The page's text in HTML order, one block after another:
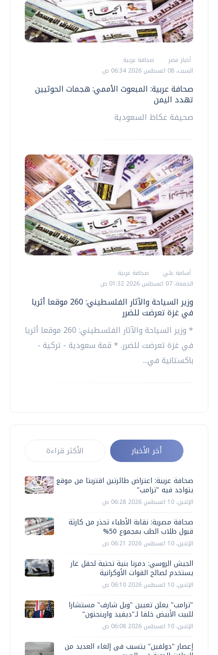
أخبار مصر
صحافة عربية
السبت، 08 اغسطس 2026 06:34 ص
صحافة عربية: المبعوث الأممي: هجمات الحوثيين
تهدد اليمن
صحيفة عكاظ السعودية
أسامة علي
صحافة عربية
الجمعة، 07 اغسطس 2026 01:32 ص
وزير السياحة والآثار الفلسطيني: 260 موقعا أثريا
في غزة تعرضت للضرر
* وزير السياحة والآثار الفلسطيني: 260 موقعا أثريا
في غزة تعرضت للضرر. * قمة سعودية - تركية -
باكستانية في...
أخر الأخبار الأكثر قراءة
صحافة عربية: اعتراض طائرتين اقتربتا من موقع
يتواجد فيه "ترامب"
الإثنين، 10 اغسطس 2026 06:28 ص
صحافة مصرية: نقابة الأطباء تحذر من كارثة
قبول طلاب الطب بمجموع 50%
الإثنين، 10 اغسطس 2026 06:21 ص
الجيش الروسي: دمرنا بنية تحتية لحقل غاز
يستخدم لصالح القوات الأوكرانية
الإثنين، 10 اغسطس 2026 06:10 ص
"ترامب" يعلن تعيين "ويل شارف" مستشارا
للبيت الأبيض خلفا لـ"ديفيد وارينجتون"
الإثنين، 10 اغسطس 2026 06:08 ص
إعصار "دولفين" يتسبب في إلغاء العديد من